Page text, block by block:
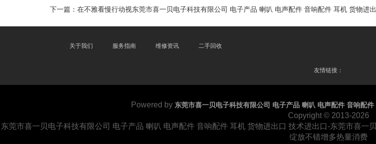
下一篇： 在不雅看慢行动视东莞市喜一贝电子科技有限公司 电子产品 喇叭 电声配件 音响配件 耳机 货物进
关于我们 服务指南 维修资讯 二手回收
友情链接：
Powered by 东莞市喜一贝电子科技有限公司 电子产品 喇叭 电声配件 音响配
Copyright © 2013-2026
东莞市喜一贝电子科技有限公司 电子产品 喇叭 电声配件 音响配件 耳机 货物进出口 技术进出口-东莞市喜
绽放不错增多热量消费